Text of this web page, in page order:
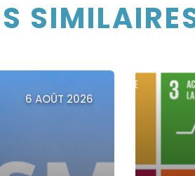
6 AOÛT 2026